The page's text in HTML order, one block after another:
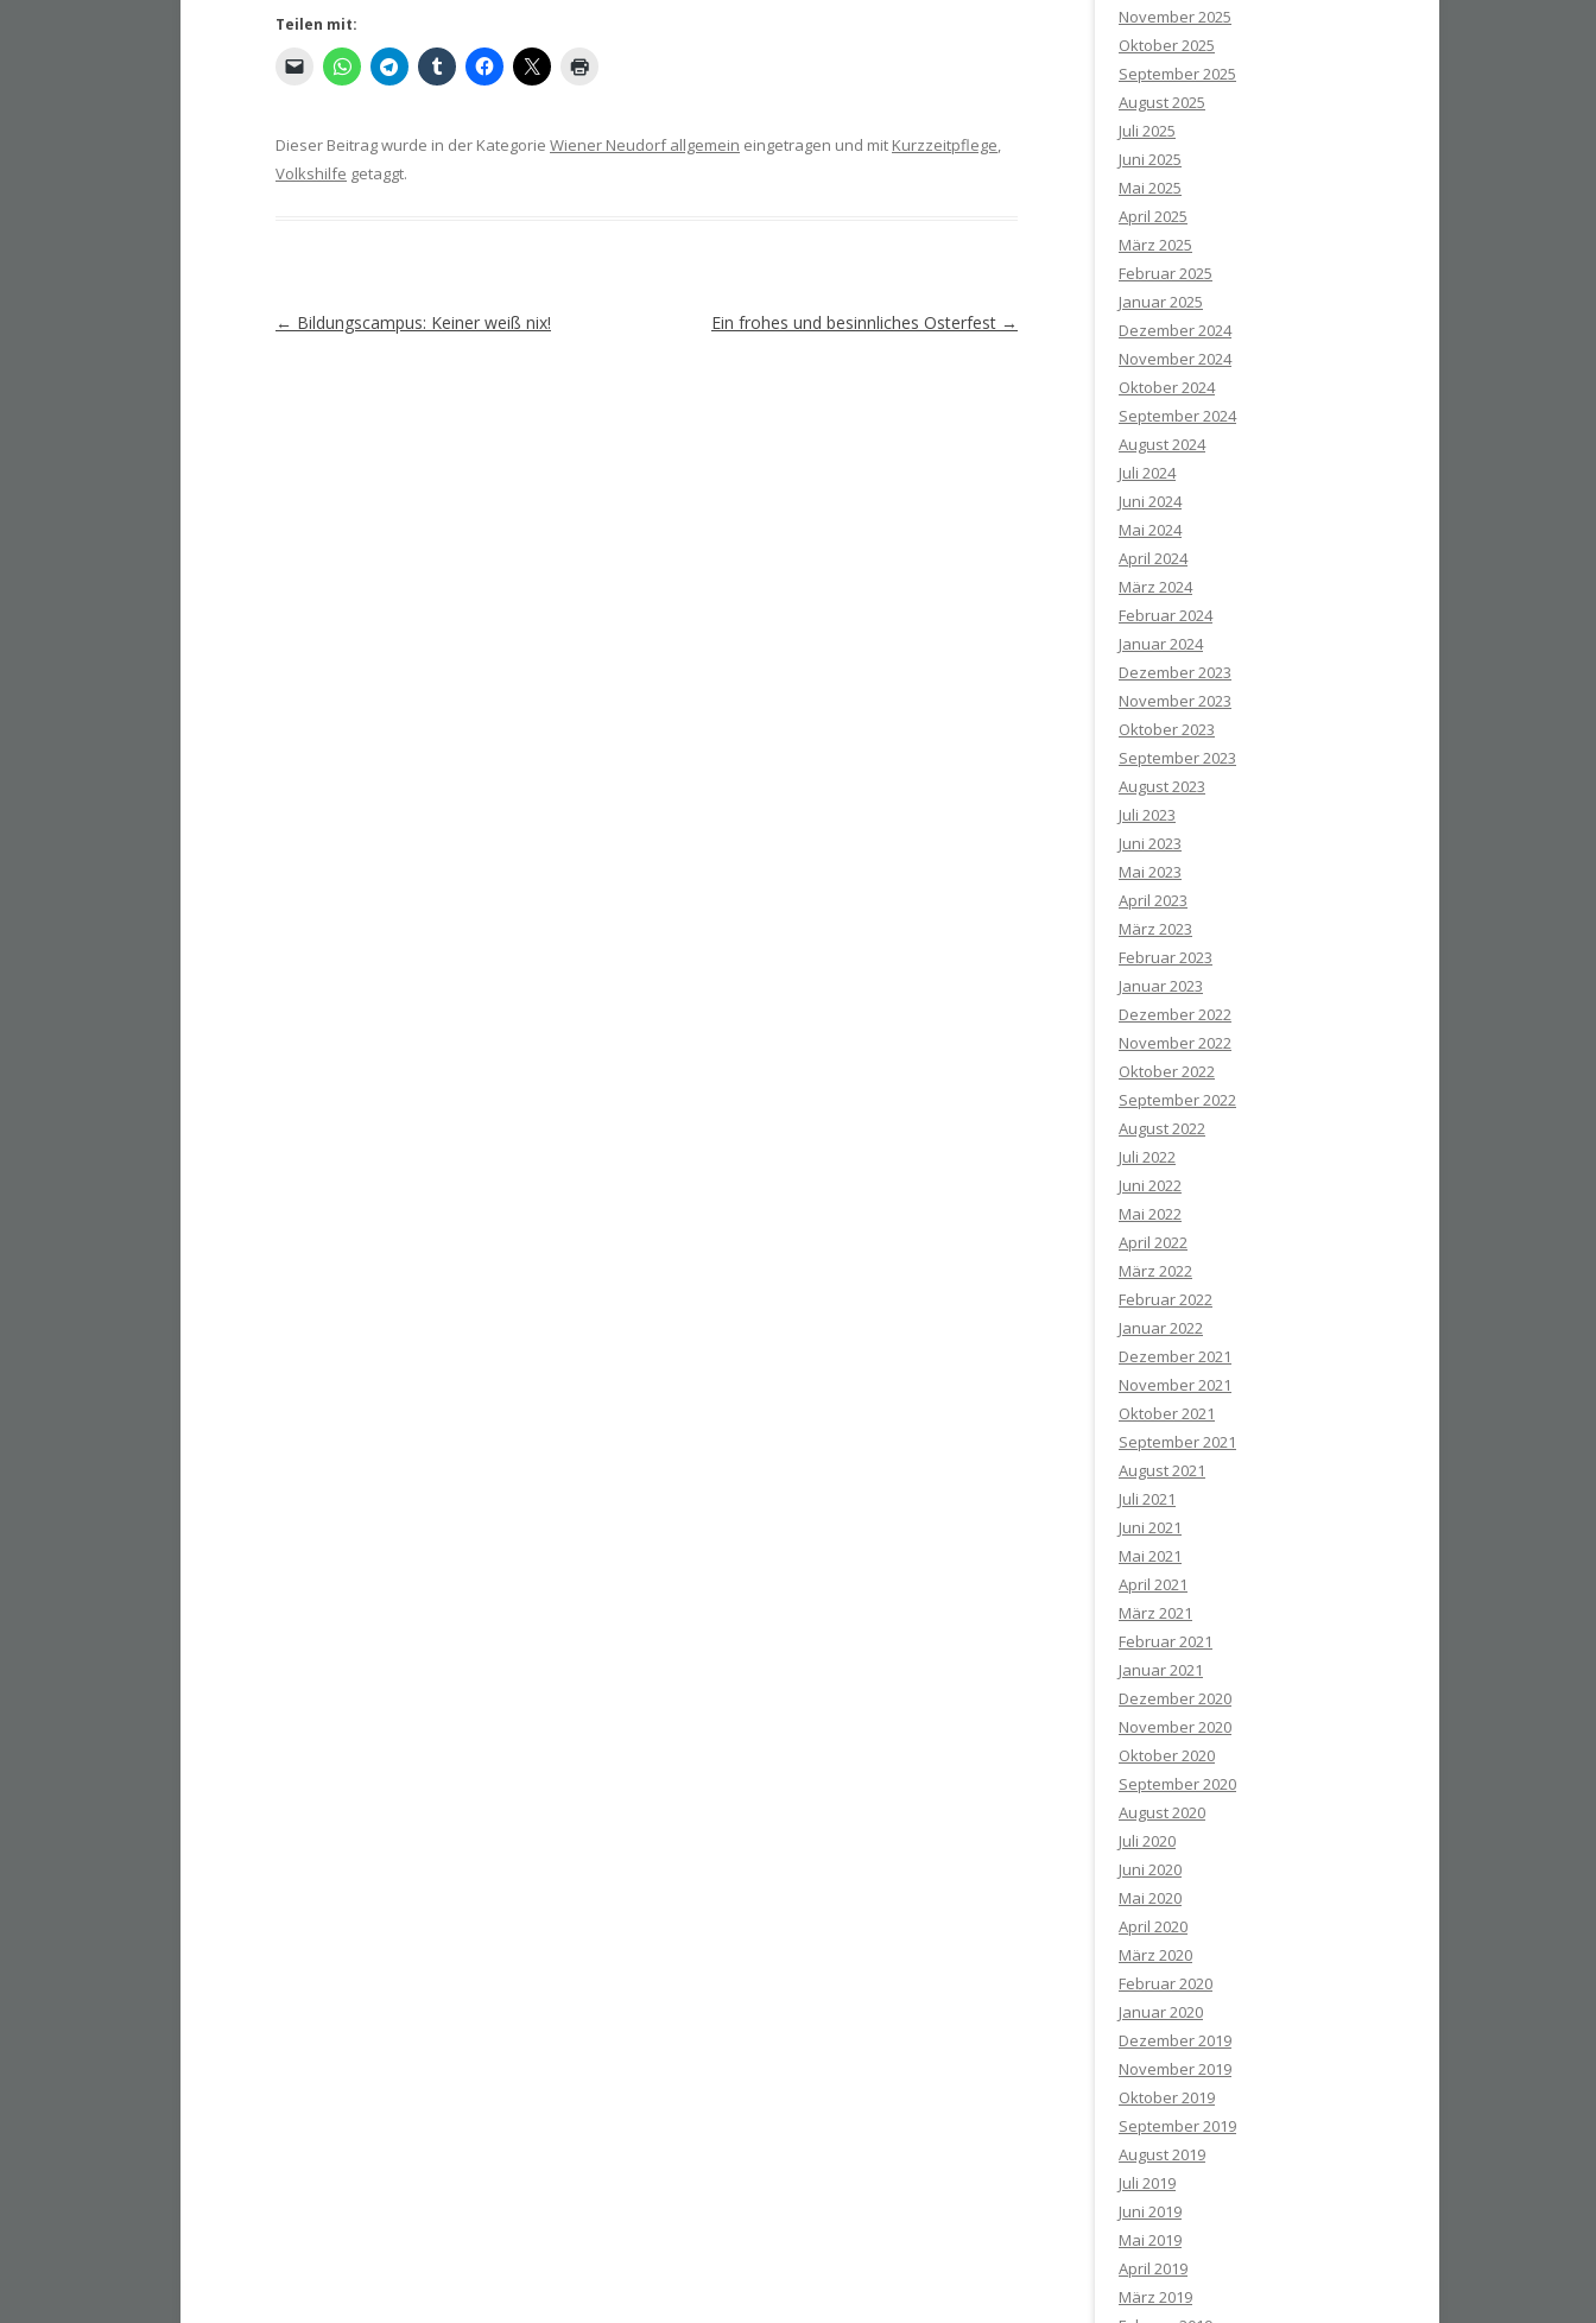
Teilen mit:
Dieser Beitrag wurde in der Kategorie Wiener Neudorf allgemein eingetragen und mit Kurzzeitpflege,
Volkshilfe getaggt.
Artikel-
← Bildungscampus: Keiner weiß nix! Ein frohes und besinnliches Osterfest →
November 2025
Oktober 2025
September 2025
August 2025
Juli 2025
Juni 2025
Mai 2025
April 2025
März 2025
Februar 2025
Januar 2025
Dezember 2024
November 2024
Oktober 2024
September 2024
August 2024
Juli 2024
Juni 2024
Mai 2024
April 2024
März 2024
Februar 2024
Januar 2024
Dezember 2023
November 2023
Oktober 2023
September 2023
August 2023
Juli 2023
Juni 2023
Mai 2023
April 2023
März 2023
Februar 2023
Januar 2023
Dezember 2022
November 2022
Oktober 2022
September 2022
August 2022
Juli 2022
Juni 2022
Mai 2022
April 2022
März 2022
Februar 2022
Januar 2022
Dezember 2021
November 2021
Oktober 2021
September 2021
August 2021
Juli 2021
Juni 2021
Mai 2021
April 2021
März 2021
Februar 2021
Januar 2021
Dezember 2020
November 2020
Oktober 2020
September 2020
August 2020
Juli 2020
Juni 2020
Mai 2020
April 2020
März 2020
Februar 2020
Januar 2020
Dezember 2019
November 2019
Oktober 2019
September 2019
August 2019
Juli 2019
Juni 2019
Mai 2019
April 2019
März 2019